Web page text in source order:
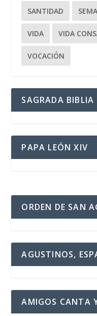
SANTIDAD
VIDA VIDA
VOCACIÓN
SAGRADA BIBLIA
PAPA LEÓN XIV
ORDEN DE SAN
AGUSTINOS,
AMIGOS CANTA